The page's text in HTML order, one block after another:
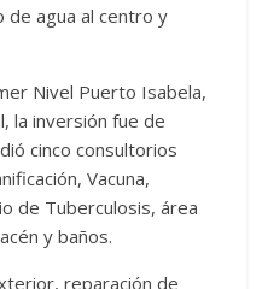
de agua al centro y
Nivel Puerto Isabela,
la inversión fue de
cinco consultorios
Vacuna,
de Tuberculosis, área
y baños.
reparación de